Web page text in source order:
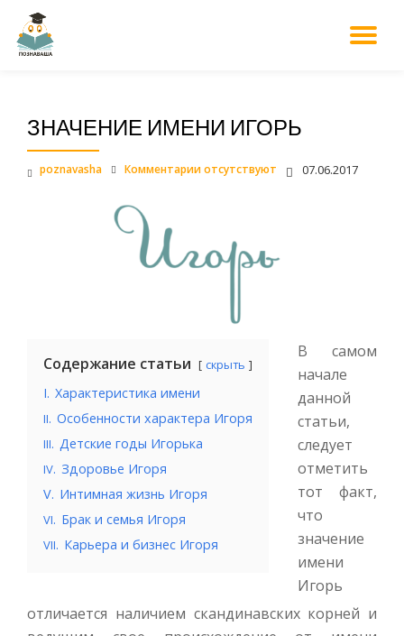
Перейти
ЗНАЧЕНИЕ ИМЕНИ ИГОРЬ
poznavasha 07.06.2017
Комментарии отсутствуют
Содержание статьи скрыть
I. Характеристика имени
II. Особенности характера Игоря
III. Детские годы Игорька
IV. Здоровье Игоря
V. Интимная жизнь Игоря
VI. Брак и семья Игоря
VII. Карьера и бизнес Игоря
В самом
начале
данной
статьи,
следует
отметить
тот факт,
что
значение
имени
Игорь
отличается наличием скандинавских корней и